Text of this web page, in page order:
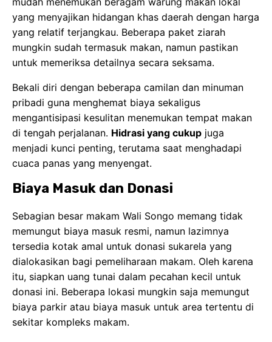
cuaca panas yang menyengat.
Biaya Masuk dan Donasi
Sebagian besar makam Wali Songo memang tidak
tersedia kotak amal untuk donasi sukarela yang
dialokasikan bagi pemeliharaan makam. Oleh karena
itu, siapkan uang tunai dalam pecahan kecil untuk
donasi ini. Beberapa lokasi mungkin saja memungut
biaya parkir atau biaya masuk untuk area tertentu di
sekitar kompleks makam.
Selain itu, mungkin ada biaya tambahan untuk
pembelian oleh-oleh.Alokasikan anggaran khusus
untuk pengeluaran tak terduga , ibaratnya dana
darurat, agar perjalanan tetap nyaman dan Anda
tidak akan ‘gigit jari’ karena kekurangan dana.
Baca Juga: Sewa Mobil Premium Malang: Kemewahan
& Kenyamanan Terbaik
Tips Penting untuk Ziarah yang